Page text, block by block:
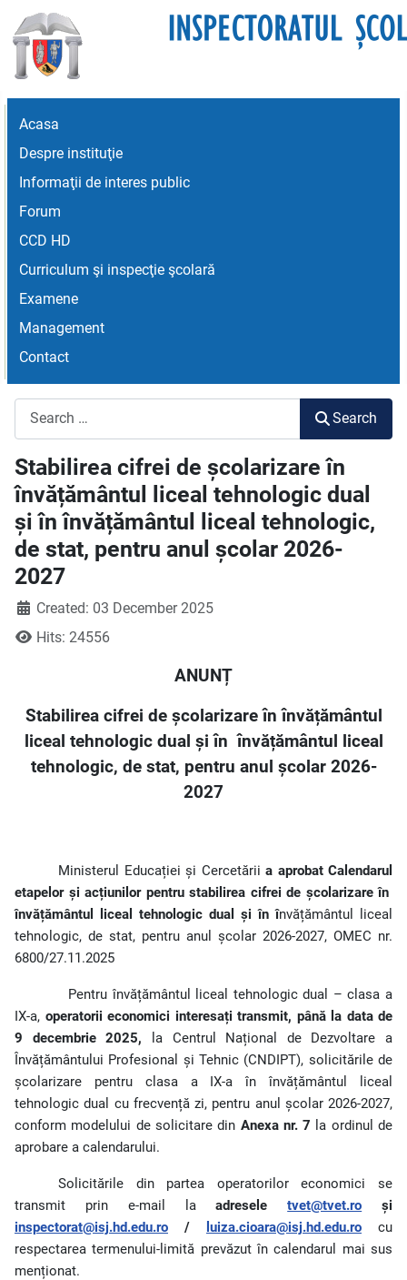
Acasa
Despre instituţie
Informaţii de interes public
Forum
CCD HD
Curriculum şi inspecţie şcolară
Examene
Management
Contact
Search
Stabilirea cifrei de școlarizare în
învățământul liceal tehnologic dual
și în învățământul liceal tehnologic,
de stat, pentru anul școlar 2026-
2027
Created: 03 December 2025
Hits: 24556
ANUNȚ
Stabilirea cifrei de școlarizare în învățământul
liceal tehnologic dual și în învățământul liceal
tehnologic, de stat, pentru anul școlar 2026-
2027
Ministerul Educației și Cercetării a aprobat Calendarul
etapelor și acțiunilor pentru stabilirea cifrei de școlarizare în
învățământul liceal tehnologic dual și în învățământul liceal
tehnologic, de stat, pentru anul școlar 2026-2027, OMEC nr.
6800/27.11.2025
Pentru învățământul liceal tehnologic dual – clasa a
IX-a, operatorii economici interesați transmit, până la data de
9 decembrie 2025, la Centrul Național de Dezvoltare a
Învățământului Profesional și Tehnic (CNDIPT), solicitările de
școlarizare pentru clasa a IX-a în învățământul liceal
tehnologic dual cu frecvență zi, pentru anul școlar 2026-2027,
conform modelului de solicitare din Anexa nr. 7 la ordinul de
aprobare a calendarului.
Solicitările din partea operatorilor economici se
transmit prin e-mail laadreseletvet@tvet.ro și
inspectorat@isj.hd.edu.ro / luiza.cioara@isj.hd.edu.ro cu
respectarea termenului-limită prevăzut în calendarul mai sus
menționat.